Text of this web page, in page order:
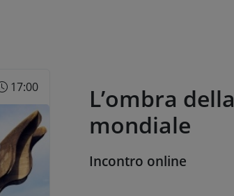
17:00
L’ombra
mondiale
Incontro online